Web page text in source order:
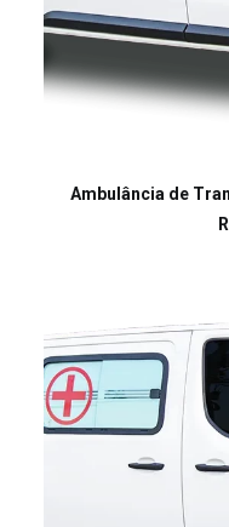
Ambulância de